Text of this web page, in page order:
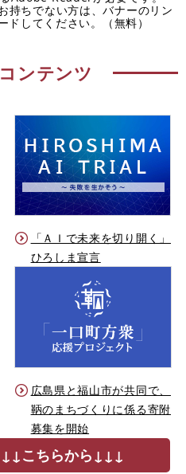
ちでない方は、バナーのリン
ドしてください。（無料）
ンテンツ
「ＡＩで未来を切り開く」
ひろしま宣言
広島県と福山市が共同で、
鞆のまちづくりに係る寄附
募集を開始
こちらから↓↓↓